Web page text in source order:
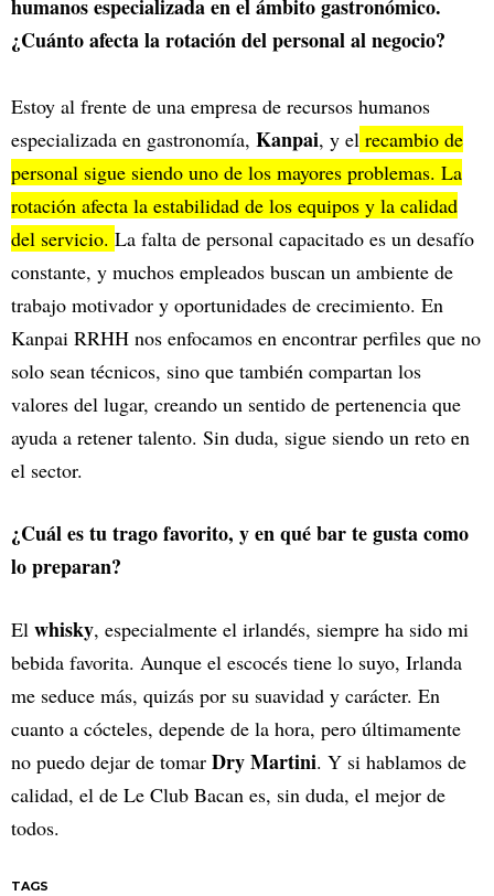
humanos especializada en el ámbito gastronómico.
¿Cuánto afecta la rotación del personal al negocio?
Estoy al frente de una empresa de recursos humanos
especializada en gastronomía, Kanpai, y el recambio de
personal sigue siendo uno de los mayores problemas. La
rotación afecta la estabilidad de los equipos y la calidad
del servicio. La falta de personal capacitado es un desafío
constante, y muchos empleados buscan un ambiente de
trabajo motivador y oportunidades de crecimiento. En
Kanpai RRHH nos enfocamos en encontrar perfiles que no
solo sean técnicos, sino que también compartan los
valores del lugar, creando un sentido de pertenencia que
ayuda a retener talento. Sin duda, sigue siendo un reto en
el sector.
¿Cuál es tu trago favorito, y en qué bar te gusta como
lo preparan?
El whisky, especialmente el irlandés, siempre ha sido mi
bebida favorita. Aunque el escocés tiene lo suyo, Irlanda
me seduce más, quizás por su suavidad y carácter. En
cuanto a cócteles, depende de la hora, pero últimamente
no puedo dejar de tomar Dry Martini. Y si hablamos de
calidad, el de Le Club Bacan es, sin duda, el mejor de
todos.
TAGS